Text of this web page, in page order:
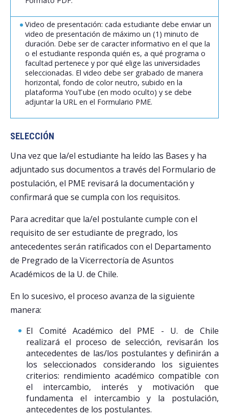
Video de presentación: cada estudiante debe enviar un
video de presentación de máximo un (1) minuto de
duración. Debe ser de caracter informativo en el que la
o el estudiante responda quién es, a qué programa o
facultad pertenece y por qué elige las universidades
seleccionadas. El video debe ser grabado de manera
horizontal, fondo de color neutro, subido en la
plataforma YouTube (en modo oculto) y se debe
adjuntar la URL en el Formulario PME.
SELECCIÓN
Una vez que la/el estudiante ha leído las Bases y ha
adjuntado sus documentos a través del Formulario de
postulación, el PME revisará la documentación y
confirmará que se cumpla con los requisitos.
Para acreditar que la/el postulante cumple con el
requisito de ser estudiante de pregrado, los
antecedentes serán ratificados con el Departamento
de Pregrado de la Vicerrectoría de Asuntos
Académicos de la U. de Chile.
En lo sucesivo, el proceso avanza de la siguiente
manera:
El Comité Académico del PME - U. de Chile
realizará el proceso de selección, revisarán los
antecedentes de las/los postulantes y definirán a
los seleccionados considerando los siguientes
criterios: rendimiento académico compatible con
el intercambio, interés y motivación que
fundamenta el intercambio y la postulación,
antecedentes de los postulantes.